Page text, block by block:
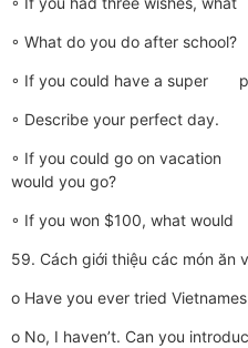
◦ What do you do after school?
◦ If you could have a super
◦ Describe your perfect day.
◦ If you could go on vacation
would you go?
◦ If you won $100, what
59. Cách giới thiệu các món ăn
o Have you ever tried
o No, I haven’t. Can you